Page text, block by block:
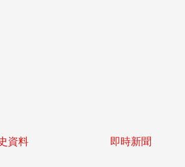
資料 即時新聞